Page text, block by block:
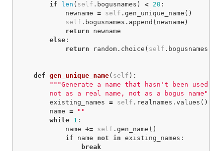
if
len ( self . bogusnames ) < 20 :
newname = self . gen_unique_name ()
self . bogusnames . append ( newname )
return
newname
else :
return
random . choice ( self . bogusnames
def gen_unique_name( self ):
"""Generate a name that hasn't been used
        not as a real name, not as a bogus name"""
existing_names = self . realnames . values ()
name =
""
while 1 :
name += self . gen_name ()
if
name not in existing_names :
break